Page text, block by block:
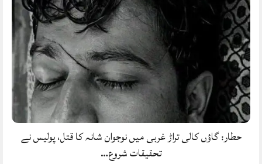
حطار: گاؤں کالی تراڑ غربی میں نوجوان شانہ کا قتل، پولیس نے
تحقیقات شروع…